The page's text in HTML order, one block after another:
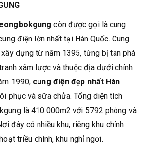
còn được gọi là cung
điện lớn nhất tại Hàn Quốc. Cung
dựng từ năm 1395, từng bị tàn phá
xâm lược và thuộc địa dưới chính
1990, cung điện đẹp nhất Hàn
phục và sữa chửa. Tổng diện tích
là 410.000m2 với 5792 phòng và
đây có nhiều khu, riêng khu chính
triều chính, khu nghỉ ngơi.